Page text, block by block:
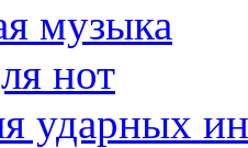
музыка
нот
ударных